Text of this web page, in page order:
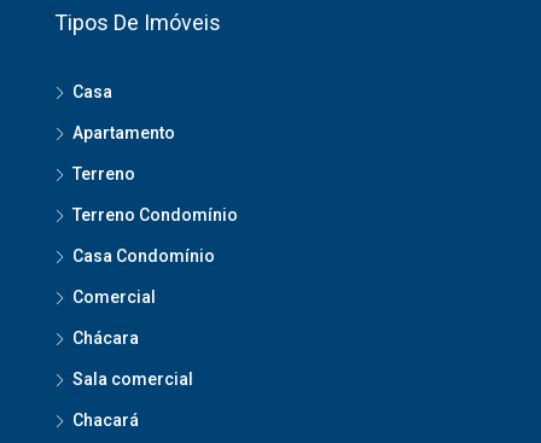
Tipos De Imóveis
Casa
Apartamento
Terreno
Terreno Condomínio
Casa Condomínio
Comercial
Chácara
Sala comercial
Chacará